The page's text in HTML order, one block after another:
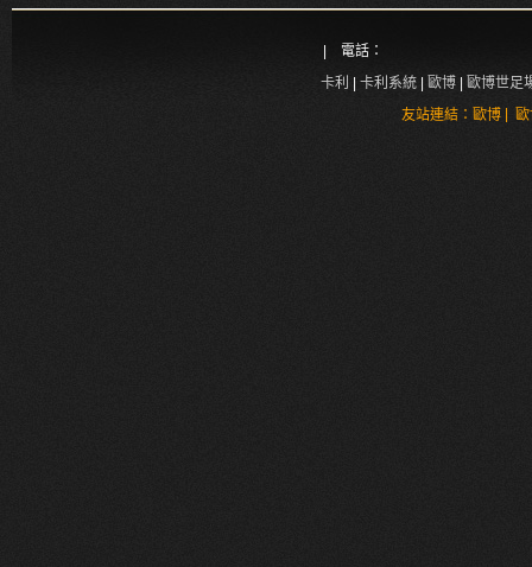
| 電話：
卡利 | 卡利系統 | 歐博 | 歐博世足
友站連結： 歐博|